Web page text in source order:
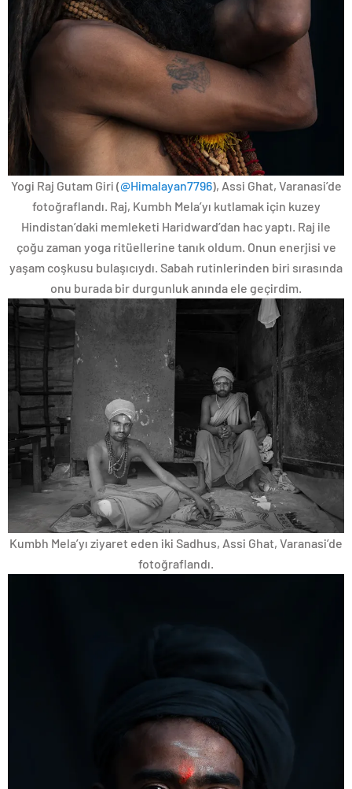
Yogi Raj Gutam Giri (@Himalayan7796), Assi Ghat, Varanasi’de
fotoğraflandı. Raj, Kumbh Mela’yı kutlamak için kuzey
Hindistan’daki memleketi Haridward’dan hac yaptı. Raj ile
çoğu zaman yoga ritüellerine tanık oldum. Onun enerjisi ve
yaşam coşkusu bulaşıcıydı. Sabah rutinlerinden biri sırasında
onu burada bir durgunluk anında ele geçirdim.
Kumbh Mela’yı ziyaret eden iki Sadhus, Assi Ghat, Varanasi’de
fotoğraflandı.